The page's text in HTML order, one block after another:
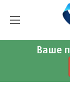
Ваше